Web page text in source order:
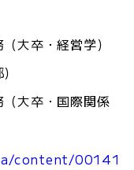
大卒・経営学）
大卒・国際関係
content/00141